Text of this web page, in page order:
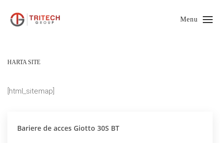
Menu
HARTA SITE
[html_sitemap]
Bariere de acces Giotto 30S BT